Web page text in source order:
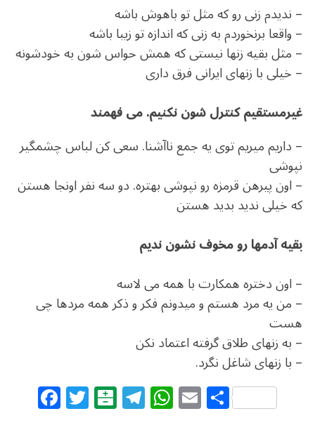
– ندیدم زنی رو که مثل تو باهوش باشه
– واقعا برنخوردم به زنی که اندازه تو زیبا باشه
– مثل بقیه زنها نیستی که همش حواس شون به خودشونه
– خیلی با زنهای ایرانی فرق داری
غیرمستقیم کنترل شون نکنیم. می فهمند
– داریم میریم توی یه جمع ناآشنا. سعی کن لباس چشمگیر
نپوشی
– اون پیرهن قرمزه رو نپوشی بهتره. دو سه نفر اونجا هستن
که خیلی ندید بدید هستن
بقیه آدمها رو مخوف نشون ندیم
– اون دختره همکارت با همه می لاسه
– من یه مرد هستم و میدونم فکر و ذکر همه مردها چی
هست
– به زنهای طلاق گرفته اعتماد نکن
– با زنهای شاغل نگرد.
F T B T W E S